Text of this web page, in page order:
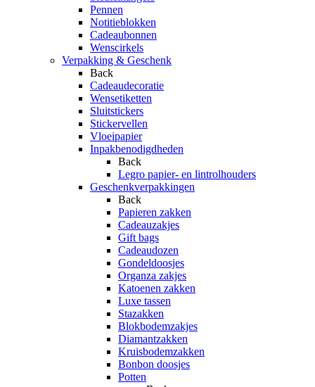
Pennen
Notitieblokken
Cadeaubonnen
Wenscirkels
Verpakking & Geschenk
Back
Cadeaudecoratie
Wensetiketten
Sluitstickers
Stickervellen
Vloeipapier
Inpakbenodigdheden
Back
Legro papier- en lintrolhouders
Geschenkverpakkingen
Back
Papieren zakken
Cadeauzakjes
Gift bags
Cadeaudozen
Gondeldoosjes
Organza zakjes
Katoenen zakken
Luxe tassen
Stazakken
Blokbodemzakjes
Diamantzakken
Kruisbodemzakken
Bonbon doosjes
Potten